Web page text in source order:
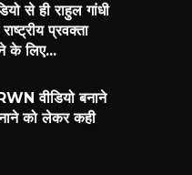
से ही राहुल गांधी
प्रवक्ता
के लिए...
वीडियो बनाने
को लेकर कही